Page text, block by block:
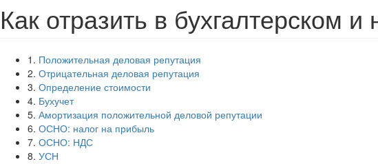
Как отразить в бухгалтерском
1. Положительная деловая репутация
2. Отрицательная деловая репутация
3. Определение стоимости
4. Бухучет
5. Амортизация положительной деловой репутации
6. ОСНО: налог на прибыль
7. ОСНО: НДС
8. УСН